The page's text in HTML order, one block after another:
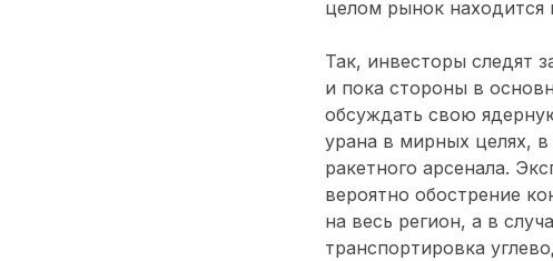
целом рынок находится
Так, инвесторы следят
и пока стороны в
обсуждать свою
урана в мирных целях,
ракетного арсенала.
вероятно обострение
на весь регион, а в
транспортировка